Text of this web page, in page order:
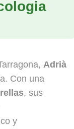
Adrià
Con una
, sus
y